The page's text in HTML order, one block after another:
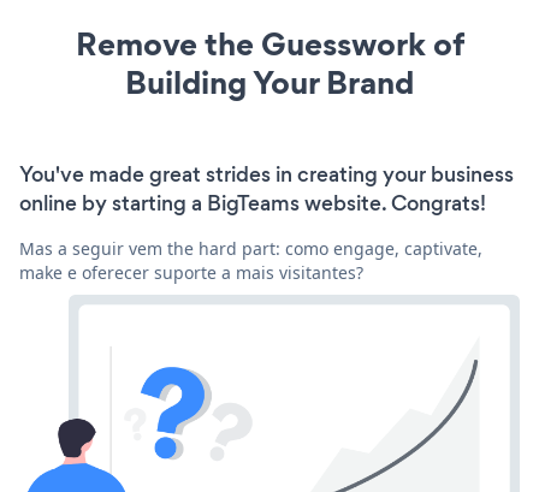
Remove the Guesswork of
Building Your Brand
You've made great strides in creating your business
online by starting a BigTeams website. Congrats!
Mas a seguir vem the hard part: como engage, captivate,
make e oferecer suporte a mais visitantes?